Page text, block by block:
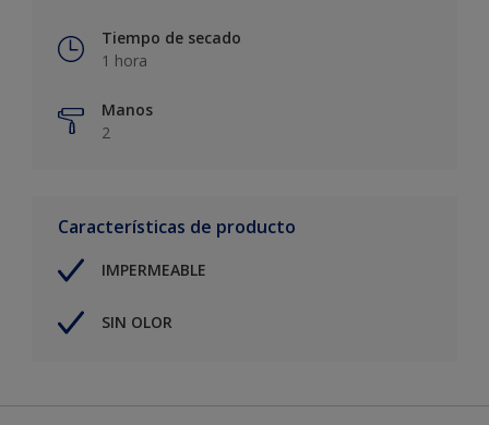
Tiempo de secado
1 hora
Manos
2
Características de producto
IMPERMEABLE
SIN OLOR